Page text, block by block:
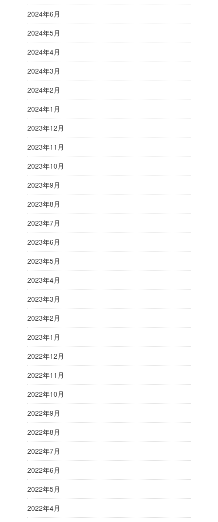
2024年6月
2024年5月
2024年4月
2024年3月
2024年2月
2024年1月
2023年12月
2023年11月
2023年10月
2023年9月
2023年8月
2023年7月
2023年6月
2023年5月
2023年4月
2023年3月
2023年2月
2023年1月
2022年12月
2022年11月
2022年10月
2022年9月
2022年8月
2022年7月
2022年6月
2022年5月
2022年4月